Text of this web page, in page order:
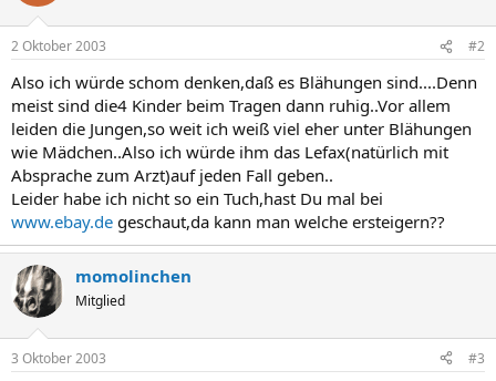
2 Oktober 2003 #2
Also ich würde schom denken,daß es Blähungen sind....Denn
meist sind die4 Kinder beim Tragen dann ruhig..Vor allem
leiden die Jungen,so weit ich weiß viel eher unter Blähungen
wie Mädchen..Also ich würde ihm das Lefax(natürlich mit
Absprache zum Arzt)auf jeden Fall geben..
Leider habe ich nicht so ein Tuch,hast Du mal bei
www.ebay.de geschaut,da kann man welche ersteigern??
momolinchen
Mitglied
3 Oktober 2003 #3